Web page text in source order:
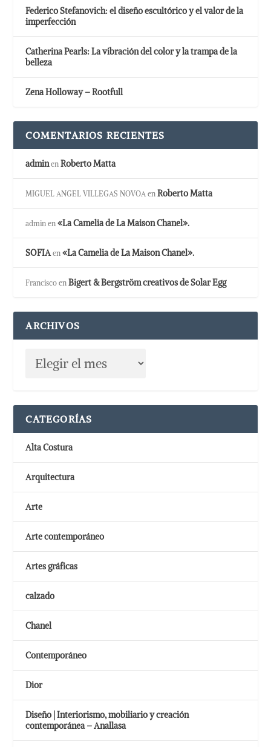
Federico Stefanovich: el diseño escultórico y el valor de la
imperfección
Catherina Pearls: La vibración del color y la trampa de la
belleza
Zena Holloway – Rootfull
COMENTARIOS RECIENTES
adminenRoberto Matta
MIGUEL ANGEL VILLEGAS NOVOA enRoberto Matta
admin en«La Camelia de La Maison Chanel».
SOFIAen«La Camelia de La Maison Chanel».
Francisco enBigert & Bergström creativos de Solar Egg
ARCHIVOS
CATEGORÍAS
Alta Costura
Arquitectura
Arte
Arte contemporáneo
Artes gráficas
calzado
Chanel
Contemporáneo
Dior
Diseño | Interiorismo, mobiliario y creación
contemporánea – Anallasa